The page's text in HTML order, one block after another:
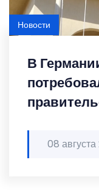
В
08
Новости